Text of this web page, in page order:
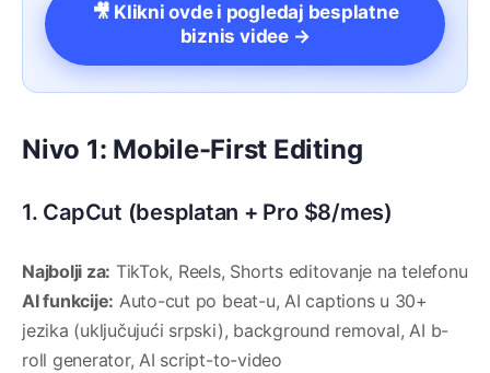
🎥 Klikni ovde i pogledaj besplatne
biznis videe →
Nivo 1: Mobile-First Editing
1. CapCut (besplatan + Pro $8/mes)
Najbolji za: TikTok, Reels, Shorts editovanje na telefonu
AI funkcije: Auto-cut po beat-u, AI captions u 30+
jezika (uključujući srpski), background removal, AI b-
roll generator, AI script-to-video